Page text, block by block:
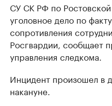
СУ СК РФ по Ростовской
уголовное дело по
сопротивления
Росгвардии, сообщает
управления следкома.
Инцидент произошел в
накануне.